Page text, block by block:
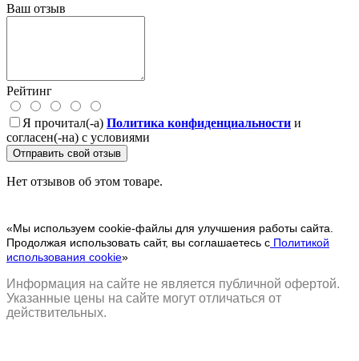
Ваш отзыв
Рейтинг
Я прочитал(-а) Политика конфиденциальности и
согласен(-на) с условиями
Отправить свой отзыв
Нет отзывов об этом товаре.
«Мы используем cookie-файлы для улучшения работы сайта.
Продолжая использовать сайт, вы соглашаетесь с Политикой
использования cookie»
Информация на сайте не является публичной офертой.
Указанные цены на сайте могут отличаться от
действительных.